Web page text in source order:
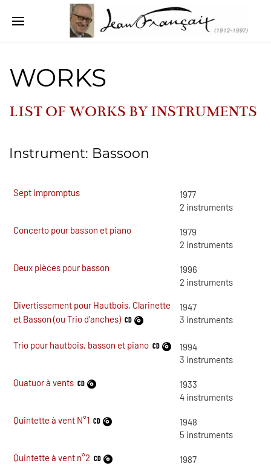
WORKS
LIST OF WORKS BY INSTRUMENTS
Instrument: Bassoon
Sept impromptus
1977
2 instruments
Concerto pour basson et piano
1979
2 instruments
Deux pièces pour basson
1996
2 instruments
Divertissement pour Hautbois, Clarinette
et Basson (ou Trio d'anches) CD
1947
3 instruments
Trio pour hautbois, basson et piano CD
1994
3 instruments
Quatuor à vents CD
1933
4 instruments
Quintette à vent N°1 CD
1948
5 instruments
Quintette à vent n°2 CD
1987